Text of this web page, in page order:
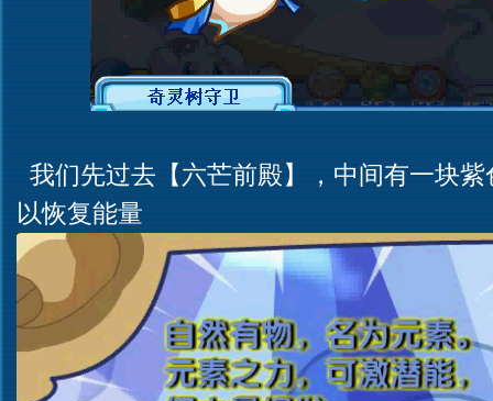
我们先过去【六芒前殿】，中间有一块
以恢复能量